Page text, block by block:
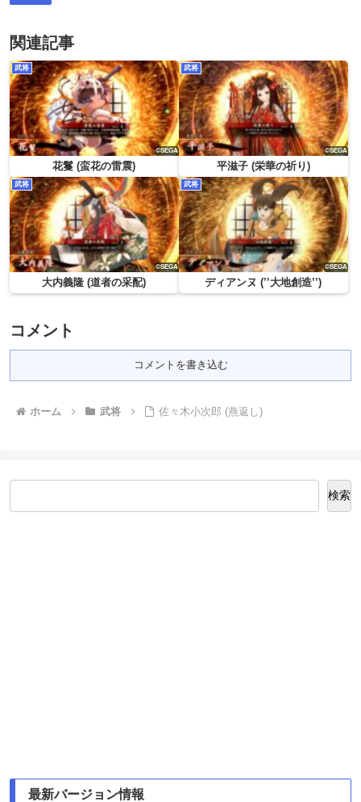
関連記事
武将
花鬘 (蛮花の雷震)
武将
平滋子 (栄華の祈り)
武将
大内義隆 (道者の采配)
武将
ディアンヌ (’’大地創造’’)
コメント
コメントを書き込む
ホーム 武将 佐々木小次郎 (燕返し)
検索
最新バージョン情報